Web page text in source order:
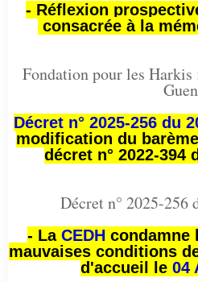
- Réflexion
consacrée à la
Fondation pour les
Guen
Décret n° 2025-256 du
modification du
décret n° 2022-394
Décret n° 2025-256
- La CEDH condamne
mauvaises conditions
d'accueil le 04